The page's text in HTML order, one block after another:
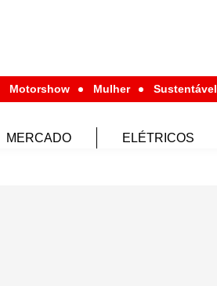
Motorshow Mulher Sustentável
MERCADO ELÉTRICOS